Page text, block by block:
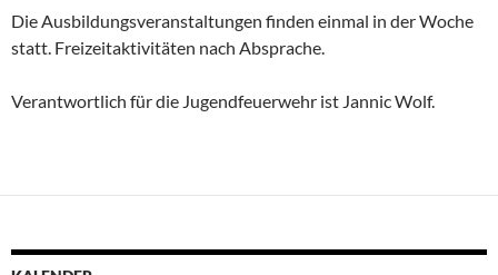
Die Ausbildungsveranstaltungen finden einmal in der Woche
statt. Freizeitaktivitäten nach Absprache.
Verantwortlich für die Jugendfeuerwehr ist Jannic Wolf.